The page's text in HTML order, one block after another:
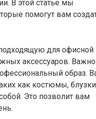
В этой статье мы
помогут вам
для офисной
аксессуаров. Важно
образ.
как костюмы,
Это позволит вам